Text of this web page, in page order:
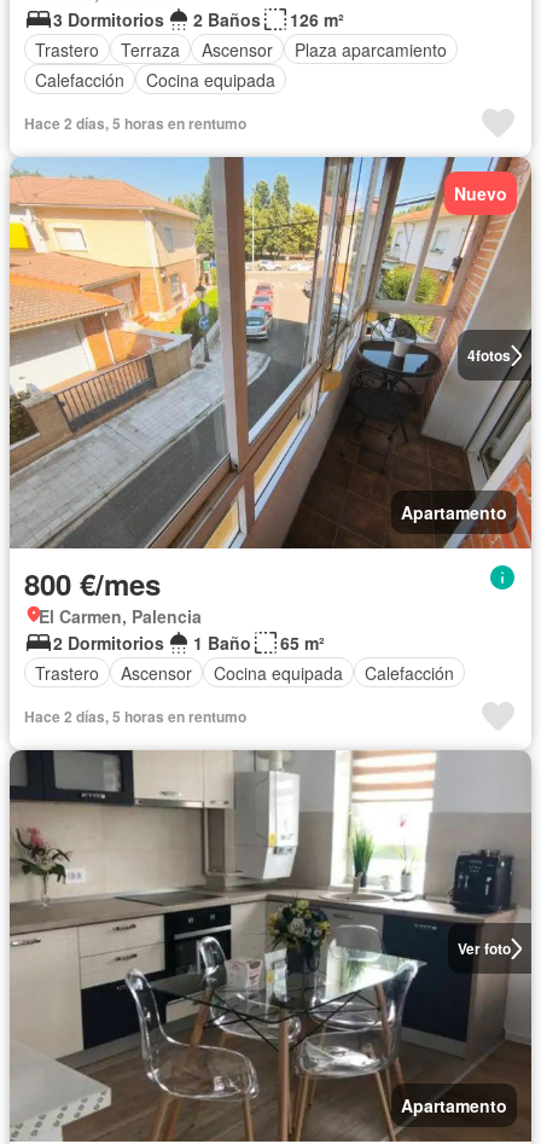
3 Dormitorios
2 Baños
126 m²
Trastero
Terraza Ascensor
Plaza aparcamiento
Calefacción
Cocina equipada
Hace 2 días, 5 horas en rentumo
4fotos
Nuevo
Apartamento
800 €/mes
El Carmen, Palencia
2 Dormitorios
1 Baño
65 m²
Trastero
Ascensor Cocina equipada Calefacción
Hace 2 días, 5 horas en rentumo
Ver foto
Apartamento